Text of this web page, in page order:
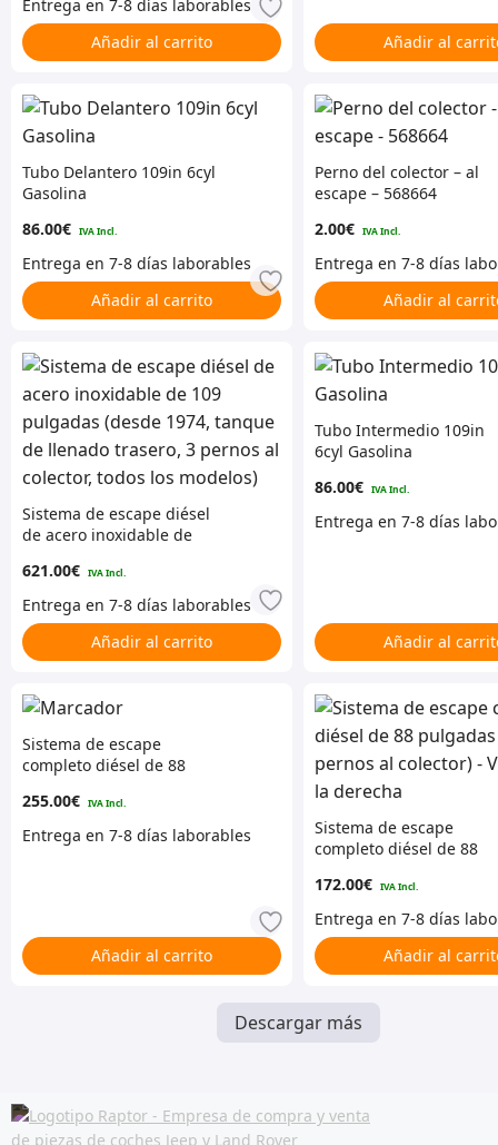
Añadir al carrito Añadir al
Tubo Delantero 109in 6cyl
Gasolina
86.00€
Añadir al carrito
Perno del colector – al
escape – 568664
2.00€
Añadir al
Sistema de escape diésel
de acero inoxidable de
1974, tanque de llenado
trasero, 3 pernos al
colector, todos los
modelos)
621.00€
Añadir al carrito
Tubo Intermedio 109in
6cyl Gasolina
86.00€
Añadir al
Sistema de escape
completo diésel de 88
colector) – Volante a la
izquierda
255.00€
Añadir al carrito
Sistema de escape
completo diésel de 88
colector) – Volante a la
derecha
172.00€
Añadir al
Descargar más